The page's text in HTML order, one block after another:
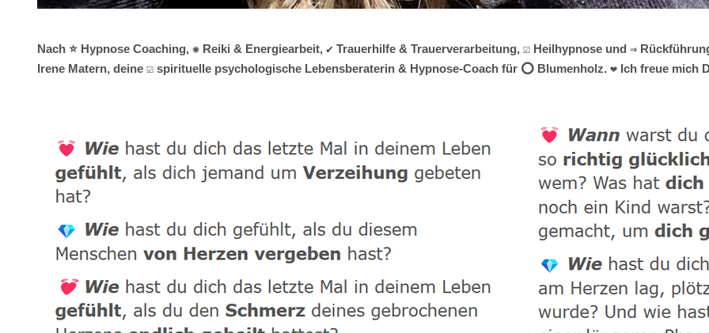
Nach ⭐ Hypnose Coaching, ✺ Reiki & Energiearbeit, ✔️ Trauerhilfe & Trauerverarbeitung, ☑️ Heilhypnose und ⇒
Irene Matern, deine ☑️ spirituelle psychologische Lebensberaterin & Hypnose-Coach für ⭕ Blumenholz. ❤ Ich freue mich